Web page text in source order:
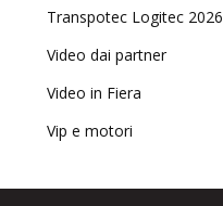
Transpotec Logitec 2026
Video dai partner
Video in Fiera
Vip e motori